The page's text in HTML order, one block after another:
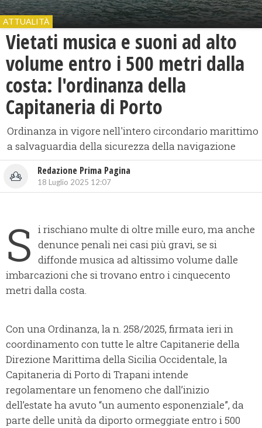
ATTUALITÀ
Vietati musica e suoni ad alto
volume entro i 500 metri dalla
costa: l'ordinanza della
Capitaneria di Porto
Ordinanza in vigore nell'intero circondario marittimo
a salvaguardia della sicurezza della navigazione
Redazione Prima Pagina
18 Luglio 2025 12:07
S i rischiano multe di oltre mille euro, ma anche
denunce penali nei casi più gravi, se si
diffonde musica ad altissimo volume dalle
imbarcazioni che si trovano entro i cinquecento
metri dalla costa.
Con una Ordinanza, la n. 258/2025, firmata ieri in
coordinamento con tutte le altre Capitanerie della
Direzione Marittima della Sicilia Occidentale, la
Capitaneria di Porto di Trapani intende
regolamentare un fenomeno che dall’inizio
dell’estate ha avuto “un aumento esponenziale”, da
parte delle unità da diporto ormeggiate entro i 500